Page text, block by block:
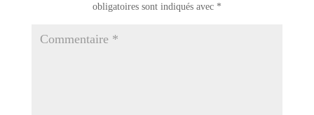
obligatoires sont indiqués avec *